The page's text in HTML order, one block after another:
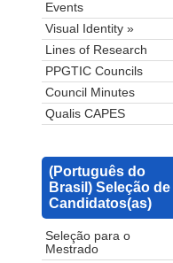
Events
Visual Identity »
Lines of Research
PPGTIC Councils
Council Minutes
Qualis CAPES
(Português do
Brasil) Seleção de
Candidatos(as)
Seleção para o
Mestrado